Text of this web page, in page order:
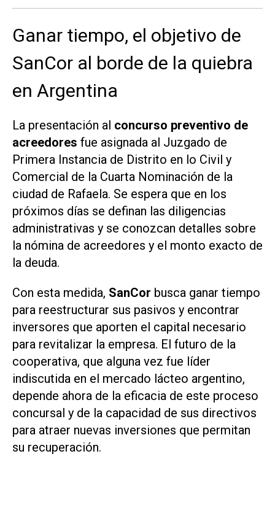
Ganar tiempo, el objetivo de
SanCor al borde de la quiebra
en Argentina
La presentación al concurso preventivo de
acreedores fue asignada al Juzgado de
Primera Instancia de Distrito en lo Civil y
Comercial de la Cuarta Nominación de la
ciudad de Rafaela. Se espera que en los
próximos días se definan las diligencias
administrativas y se conozcan detalles sobre
la nómina de acreedores y el monto exacto de
la deuda.
Con esta medida, SanCor busca ganar tiempo
para reestructurar sus pasivos y encontrar
inversores que aporten el capital necesario
para revitalizar la empresa. El futuro de la
cooperativa, que alguna vez fue líder
indiscutida en el mercado lácteo argentino,
depende ahora de la eficacia de este proceso
concursal y de la capacidad de sus directivos
para atraer nuevas inversiones que permitan
su recuperación.